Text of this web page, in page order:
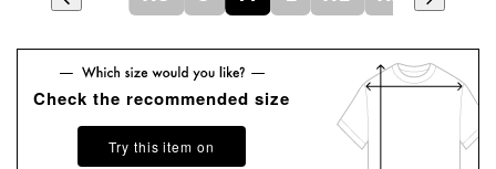
Check the recommended size
Try this item on